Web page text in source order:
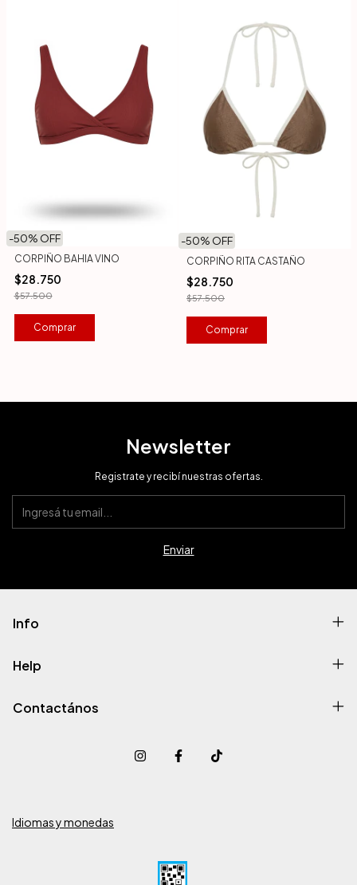
-50% OFF
CORPIÑO BAHIA VINO
$28.750
$57.500
Comprar
-50% OFF
CORPIÑO RITA CASTAÑO
$28.750
$57.500
Comprar
Newsletter
Registrate y recibí nuestras ofertas.
Info
Help
Contactános
Idiomas y monedas